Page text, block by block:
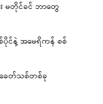
မတိုင်ခင် ဘာတွေ
ပိုင်နဲ့ အမေရိကန် စစ်
ေတ်သစ်တစ်ခု